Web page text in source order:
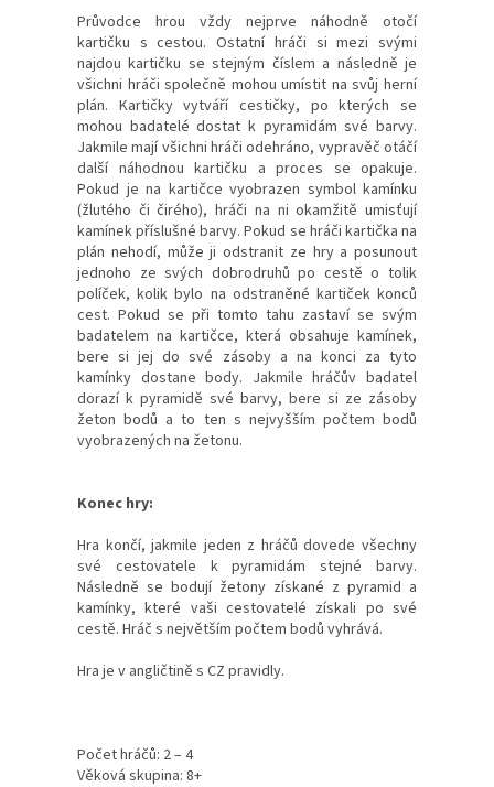
Průvodce hrou vždy nejprve náhodně otočí
kartičku s cestou. Ostatní hráči si mezi svými
najdou kartičku se stejným číslem a následně je
všichni hráči společně mohou umístit na svůj herní
plán. Kartičky vytváří cestičky, po kterých se
mohou badatelé dostat k pyramidám své barvy.
Jakmile mají všichni hráči odehráno, vypravěč otáčí
další náhodnou kartičku a proces se opakuje.
Pokud je na kartičce vyobrazen symbol kamínku
(žlutého či čirého), hráči na ni okamžitě umisťují
kamínek příslušné barvy. Pokud se hráči kartička na
plán nehodí, může ji odstranit ze hry a posunout
jednoho ze svých dobrodruhů po cestě o tolik
políček, kolik bylo na odstraněné kartiček konců
cest. Pokud se při tomto tahu zastaví se svým
badatelem na kartičce, která obsahuje kamínek,
bere si jej do své zásoby a na konci za tyto
kamínky dostane body. Jakmile hráčův badatel
dorazí k pyramidě své barvy, bere si ze zásoby
žeton bodů a to ten s nejvyšším počtem bodů
vyobrazených na žetonu.
Konec hry:
Hra končí, jakmile jeden z hráčů dovede všechny
své cestovatele k pyramidám stejné barvy.
Následně se bodují žetony získané z pyramid a
kamínky, které vaši cestovatelé získali po své
cestě. Hráč s největším počtem bodů vyhrává.
Hra je v angličtině s CZ pravidly.
Počet hráčů: 2 – 4
Věková skupina: 8+